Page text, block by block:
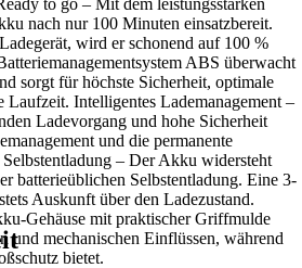
to go – Mit dem leistungsstarken
nach nur 100 Minuten einsatzbereit.
wird er schonend auf 100 %
ABS überwacht
sorgt für höchste Sicherheit, optimale
Laufzeit. Intelligentes Lademanagement –
Ladevorgang und hohe Sicherheit
und die permanente
– Der Akku widersteht
batterieüblichen Selbstentladung. Eine 3-
Auskunft über den Ladezustand.
Gehäuse mit praktischer Griffmulde
und mechanischen Einflüssen, während
bietet.